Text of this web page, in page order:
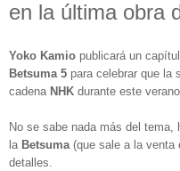
en la última obra
Yoko Kamio publicará un
Betsuma 5 para celebrar que la
cadena NHK durante este verano.
No se sabe nada más del tema,
la Betsuma (que sale a la venta
detalles.